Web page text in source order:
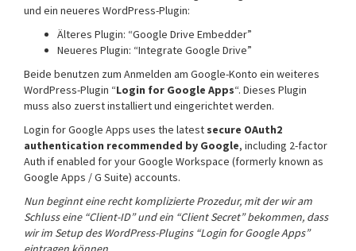
und ein neueres WordPress-Plugin:
Älteres Plugin: “Google Drive Embedder”
Neueres Plugin: “Integrate Google Drive”
Beide benutzen zum Anmelden am Google-Konto ein weiteres
WordPress-Plugin “Login for Google Apps“. Dieses Plugin
muss also zuerst installiert und eingerichtet werden.
Login for Google Apps uses the latest secure OAuth2
authentication recommended by Google, including 2-factor
Auth if enabled for your Google Workspace (formerly known as
Google Apps / G Suite) accounts.
Nun beginnt eine recht komplizierte Prozedur, mit der wir am
Schluss eine “Client-ID” und ein “Client Secret” bekommen, dass
wir im Setup des WordPress-Plugins “Login for Google Apps”